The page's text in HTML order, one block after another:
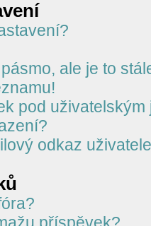
ale je to
pod uživatelským
odkaz